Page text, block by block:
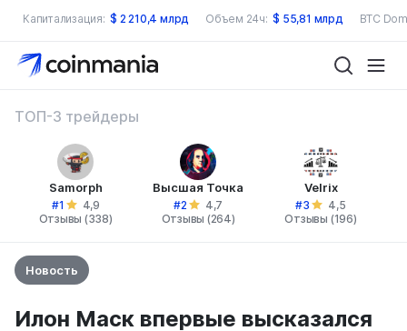
Капитализация: $ 2 210,4 млрд Объем 24ч: $ 55,81 млрд BTC
ТОП-3 трейдеры
Samorph
#1
4,9
Отзывы (338)
Высшая Точка
#2
4,7
Отзывы (264)
Velrix
#3
4,5
Отзывы (196)
Новость
Илон Маск впервые высказался